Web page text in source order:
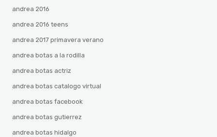
andrea 2016
andrea 2016 teens
andrea 2017 primavera verano
andrea botas a la rodilla
andrea botas actriz
andrea botas catalogo virtual
andrea botas facebook
andrea botas gutierrez
andrea botas hidalgo